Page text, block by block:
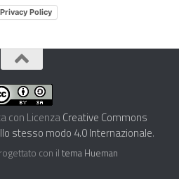
Privacy Policy
con LicenzaCreative Commons
stesso modo 4.0 Internazionale.
con iltema Hueman